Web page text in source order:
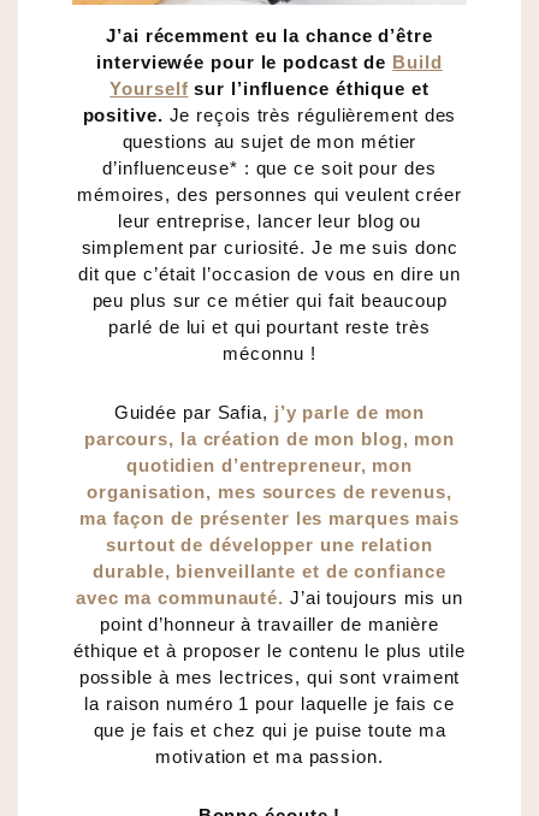
J’ai récemment eu la chance d’être
interviewée pour le podcast de Build
Yourself sur l’influence éthique et
positive. Je reçois très régulièrement des
questions au sujet de mon métier
d’influenceuse* : que ce soit pour des
mémoires, des personnes qui veulent créer
leur entreprise, lancer leur blog ou
simplement par curiosité. Je me suis donc
dit que c’était l’occasion de vous en dire un
peu plus sur ce métier qui fait beaucoup
parlé de lui et qui pourtant reste très
méconnu !
Guidée par Safia, j’y parle de mon
parcours, la création de mon blog, mon
quotidien d’entrepreneur, mon
organisation, mes sources de revenus,
ma façon de présenter les marques mais
surtout de développer une relation
durable, bienveillante et de confiance
avec ma communauté. J’ai toujours mis un
point d’honneur à travailler de manière
éthique et à proposer le contenu le plus utile
possible à mes lectrices, qui sont vraiment
la raison numéro 1 pour laquelle je fais ce
que je fais et chez qui je puise toute ma
motivation et ma passion.